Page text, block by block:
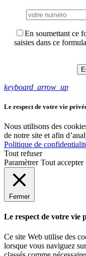
En soumettant ce
saisies dans ce
keyboard_arrow_up
Le respect de votre vie
Nous utilisons des
de notre site et afin
Politique de
Tout refuser
Paramètrer Tout accepter
Fermer
Le respect de votre vie
Ce site Web utilise des
lorsque vous naviguez